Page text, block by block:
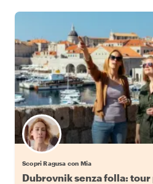
Scopri Ragusa con Mia
Dubrovnik senza folla: